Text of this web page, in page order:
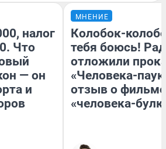
налог
Что
— он
и
МНЕНИЕ
Колобок-
тебя боюсь!
отложили
«Человека-
отзыв о
«человека-